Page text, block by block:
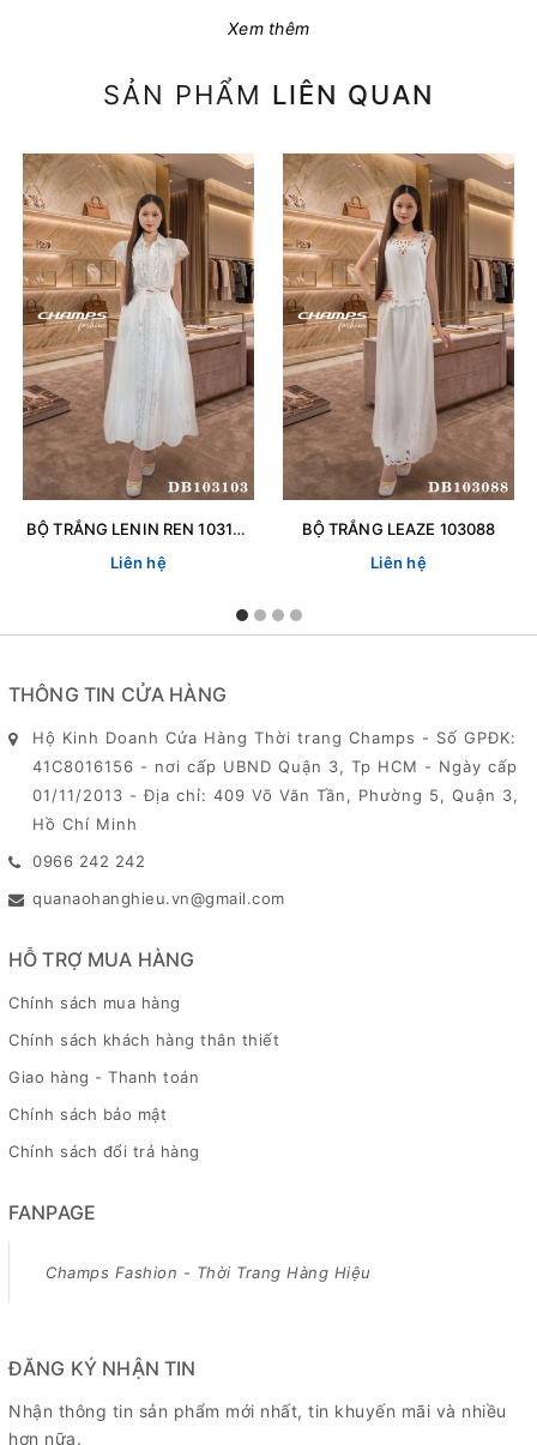
Xem thêm
SẢN PHẨM LIÊN QUAN
BỘ TRẮNG LENIN REN 103103
Liên hệ
BỘ TRẮNG LEAZE 103088
Liên hệ
THÔNG TIN CỬA HÀNG
Hộ Kinh Doanh Cửa Hàng Thời trang Champs - Số GPĐK:
41C8016156 - nơi cấp UBND Quận 3, Tp HCM - Ngày cấp
01/11/2013 - Địa chỉ: 409 Võ Văn Tần, Phường 5, Quận 3,
Hồ Chí Minh
0966 242 242
quanaohanghieu.vn@gmail.com
HỖ TRỢ MUA HÀNG
Chính sách mua hàng
Chính sách khách hàng thân thiết
Giao hàng - Thanh toán
Chính sách bảo mật
Chính sách đổi trả hàng
FANPAGE
Champs Fashion - Thời Trang Hàng Hiệu
ĐĂNG KÝ NHẬN TIN
Nhận thông tin sản phẩm mới nhất, tin khuyến mãi và nhiều
hơn nữa.